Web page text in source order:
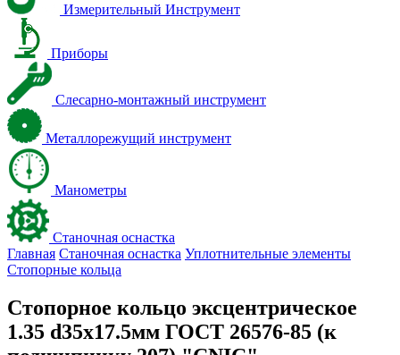
Измерительный Инструмент
Приборы
Слесарно-монтажный инструмент
Металлорежущий инструмент
Манометры
Станочная оснастка
Главная Станочная оснастка Уплотнительные элементы
Стопорные кольца
Стопорное кольцо эксцентрическое
1.35 d35х17.5мм ГОСТ 26576-85 (к